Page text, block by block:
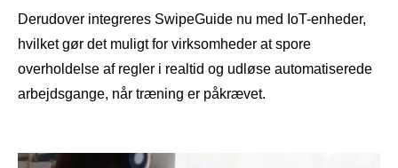
Derudover integreres SwipeGuide nu med IoT-enheder,
hvilket gør det muligt for virksomheder at spore
overholdelse af regler i realtid og udløse automatiserede
arbejdsgange, når træning er påkrævet.